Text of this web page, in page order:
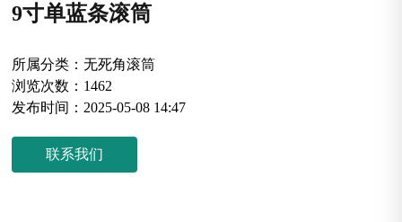
9寸单蓝条滚筒
所属分类：无死角滚筒
浏览次数： 1462
发布时间： 2025-05-08 14:47
联系我们